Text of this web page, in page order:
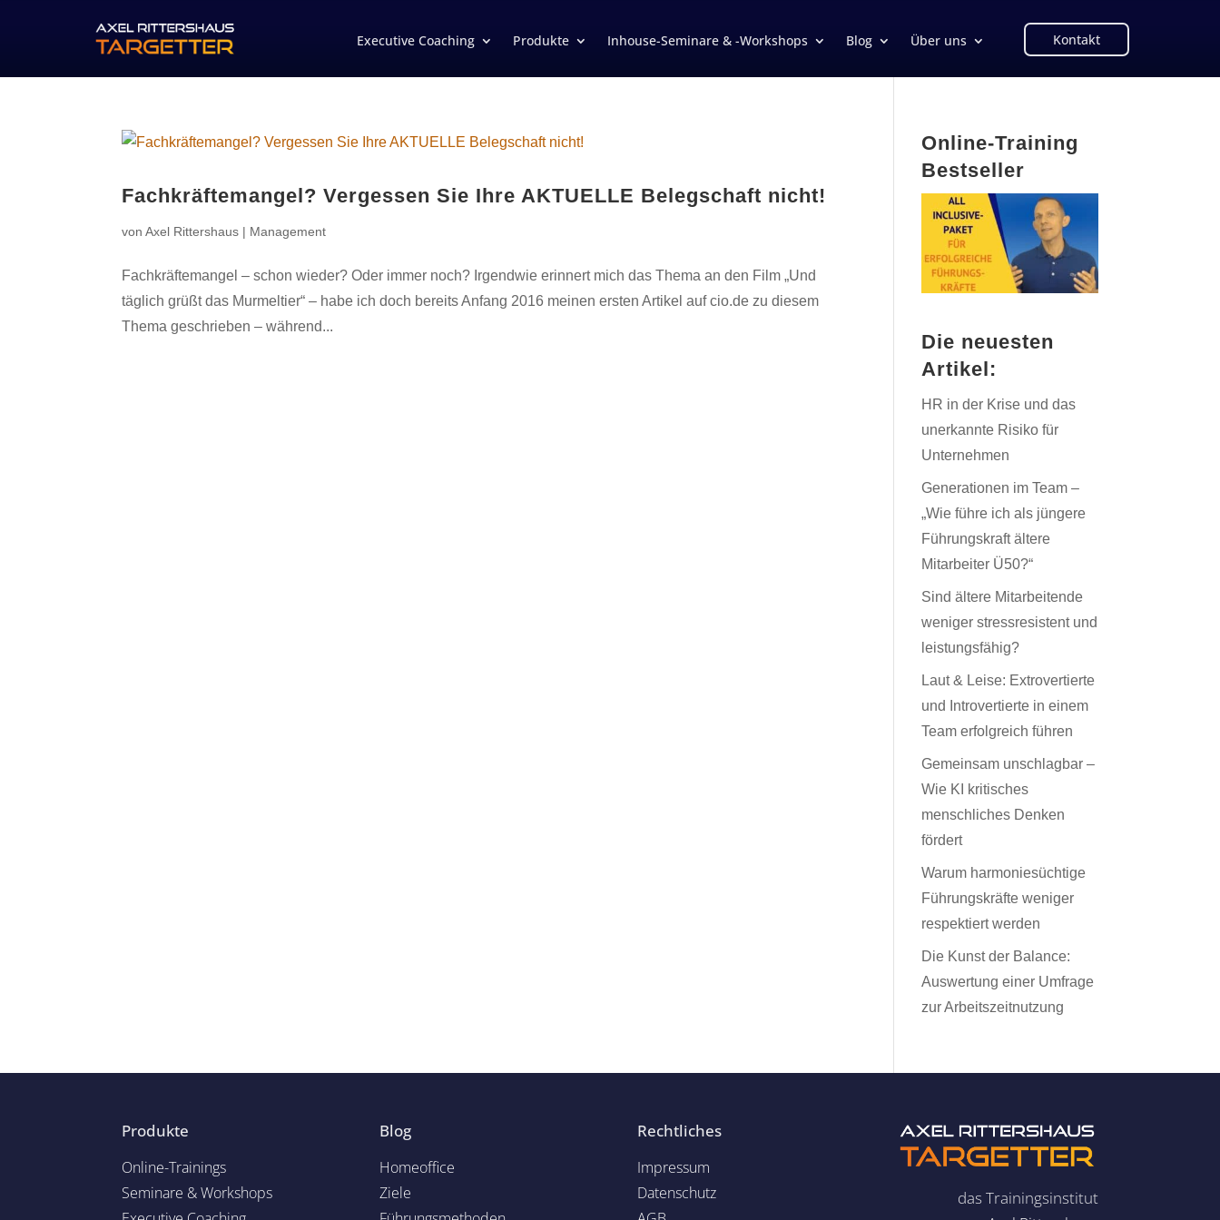
Executive Coaching Produkte Inhouse-Seminare & -Workshops Blog Über uns Kontakt
Fachkräftemangel? Vergessen Sie Ihre AKTUELLE Belegschaft nicht!
vonAxel Rittershaus | Management
Fachkräftemangel – schon wieder? Oder immer noch? Irgendwie erinnert mich das Thema an den Film „Und
täglich grüßt das Murmeltier“ – habe ich doch bereits Anfang 2016 meinen ersten Artikel auf cio.de zu diesem
Thema geschrieben – während...
Online-Training
Bestseller
Die neuesten
Artikel:
HR in der Krise und das
unerkannte Risiko für
Unternehmen
Generationen im Team –
„Wie führe ich als jüngere
Führungskraft ältere
Mitarbeiter Ü50?“
Sind ältere Mitarbeitende
weniger stressresistent und
leistungsfähig?
Laut & Leise: Extrovertierte
und Introvertierte in einem
Team erfolgreich führen
Gemeinsam unschlagbar –
Wie KI kritisches
menschliches Denken
fördert
Warum harmoniesüchtige
Führungskräfte weniger
respektiert werden
Die Kunst der Balance:
Auswertung einer Umfrage
zur Arbeitszeitnutzung
Produkte
Online-Trainings
Seminare & Workshops
Blog
Homeoffice
Ziele
Rechtliches
Impressum
Datenschutz
das Trainingsinstitut